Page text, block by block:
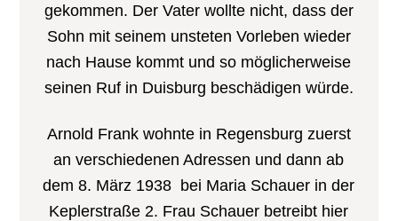
gekommen. Der Vater wollte nicht, dass der
Sohn mit seinem unsteten Vorleben wieder
nach Hause kommt und so möglicherweise
seinen Ruf in Duisburg beschädigen würde.
Arnold Frank wohnte in Regensburg zuerst
an verschiedenen Adressen und dann ab
dem 8. März 1938 bei Maria Schauer in der
Keplerstraße 2. Frau Schauer betreibt hier